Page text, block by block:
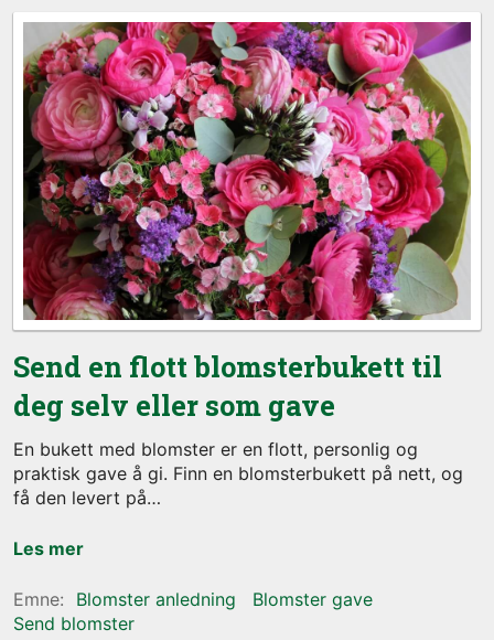
Send en flott blomsterbukett til
deg selv eller som gave
En bukett med blomster er en flott, personlig og
praktisk gave å gi. Finn en blomsterbukett på nett, og
få den levert på
Les mer
Blomster anledning
Blomster gave
Send blomster